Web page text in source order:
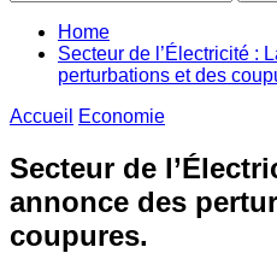
Home
Secteur de l’Électricité :
perturbations et des
Accueil
Economie
Secteur de
annonce des
coupures.